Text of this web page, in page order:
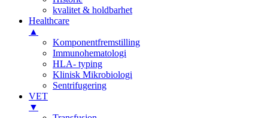
kvalitet & holdbarhet
Healthcare
▲
Komponentfremstilling
Immunohematologi
HLA- typing
Klinisk Mikrobiologi
Sentrifugering
VET
▼